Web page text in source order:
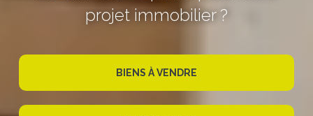
projet immobilier ?
BIENS À VENDRE